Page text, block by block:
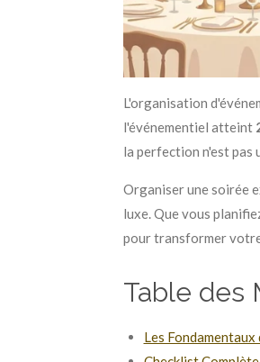
L'organisation
l'événementiel atteint
la perfection n'est pas
Organiser une soirée
luxe. Que vous
pour transformer
Table des
Les